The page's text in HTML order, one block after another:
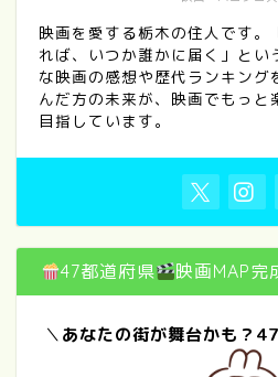
映画を愛する栃木の住人です。
れば、いつか誰かに届く」とい
な映画の感想や歴代ランキング
んだ方の未来が、映画でもっと
目指しています。
47都道府県 映画MAP
＼あなたの街が舞台かも？